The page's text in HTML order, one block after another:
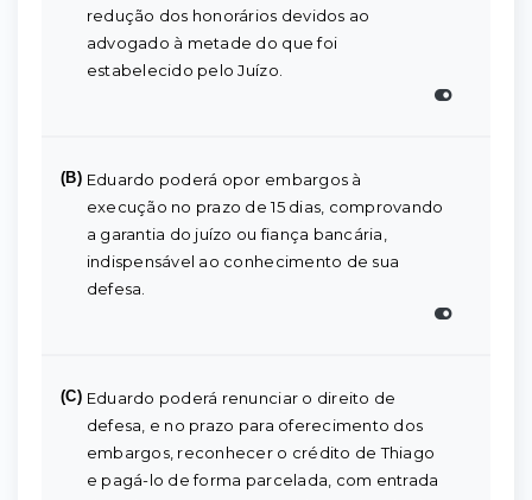
redução dos honorários devidos ao
advogado à metade do que foi
estabelecido pelo Juízo.
(B) Eduardo poderá opor embargos à
execução no prazo de 15 dias, comprovando
a garantia do juízo ou fiança bancária,
indispensável ao conhecimento de sua
defesa.
(C) Eduardo poderá renunciar o direito de
defesa, e no prazo para oferecimento dos
embargos, reconhecer o crédito de Thiago
e pagá-lo de forma parcelada, com entrada